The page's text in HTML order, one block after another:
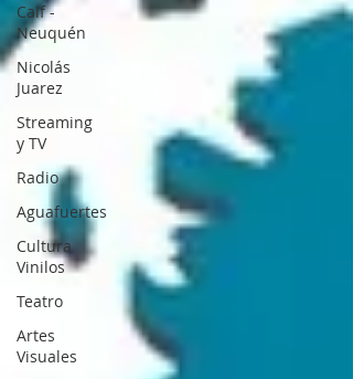
Calf -
Neuquén
Nicolás
Juarez
Streaming
y TV
Radio
Aguafuertes
Cultura
Vinilos
Teatro
Artes
Visuales